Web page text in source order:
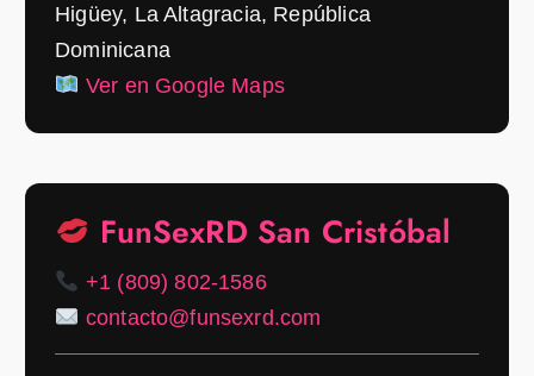
Higüey, La Altagracia, República
Dominicana
Ver en Google Maps
FunSexRD San Cristóbal
+1 (809) 802-1586
contacto@funsexrd.com